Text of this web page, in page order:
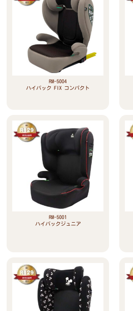
RM-5004
ハイバック FIX コンパクト
RM-5001
ハイバックジュニア